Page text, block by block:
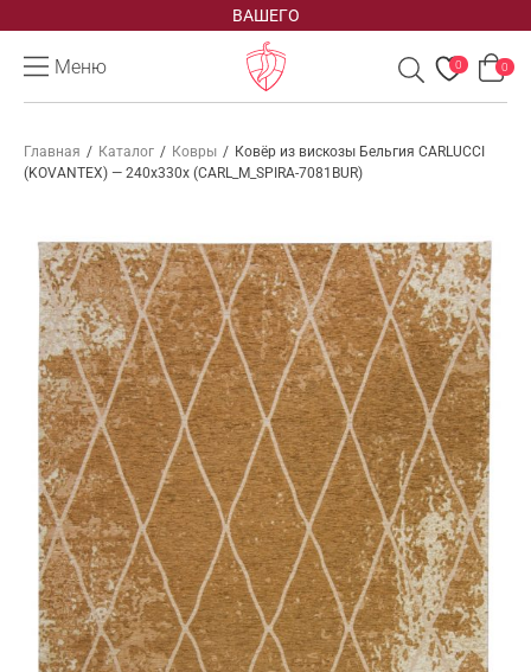
ВАШЕГО
Меню 0 0
Главная / Каталог / Ковры / Ковёр из вискозы Бельгия CARLUCCI
(KOVANTEX) — 240x330x (CARL_M_SPIRA-7081BUR)